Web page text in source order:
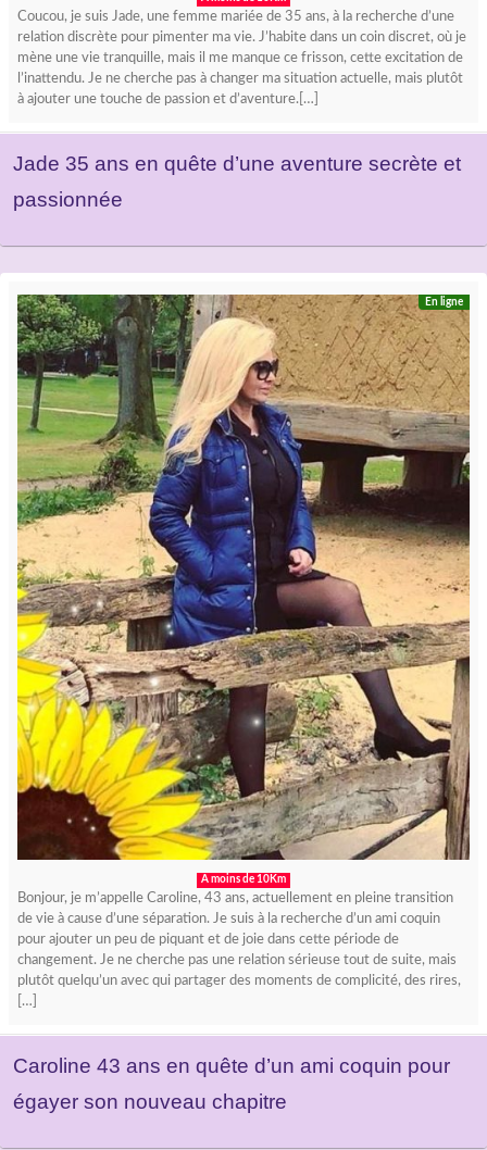
Coucou, je suis Jade, une femme mariée de 35 ans, à la recherche d’une
relation discrète pour pimenter ma vie. J’habite dans un coin discret, où je
mène une vie tranquille, mais il me manque ce frisson, cette excitation de
l’inattendu. Je ne cherche pas à changer ma situation actuelle, mais plutôt
à ajouter une touche de passion et d’aventure.[…]
Jade 35 ans en quête d’une aventure secrète et
passionnée
En ligne
A moins de 10Km
Bonjour, je m’appelle Caroline, 43 ans, actuellement en pleine transition
de vie à cause d’une séparation. Je suis à la recherche d’un ami coquin
pour ajouter un peu de piquant et de joie dans cette période de
changement. Je ne cherche pas une relation sérieuse tout de suite, mais
plutôt quelqu’un avec qui partager des moments de complicité, des rires,
[…]
Caroline 43 ans en quête d’un ami coquin pour
égayer son nouveau chapitre